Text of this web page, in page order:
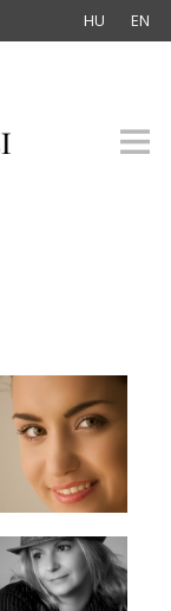
HU EN